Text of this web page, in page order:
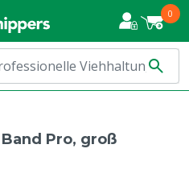
0
Pro, groß